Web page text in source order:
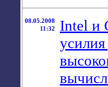
08.05.2008
11:32
Intel и